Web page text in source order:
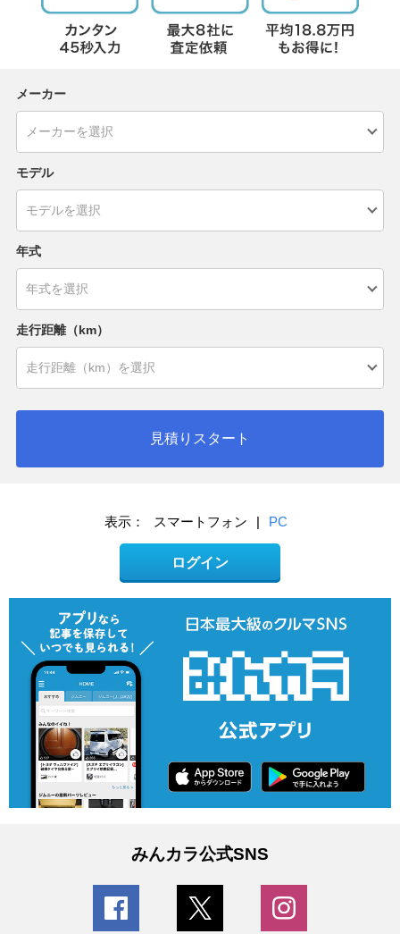
メーカー
モデル
年式
走行距離（km）
見積りスタート
表示： スマートフォン | PC
ログイン
みんカラ公式SNS